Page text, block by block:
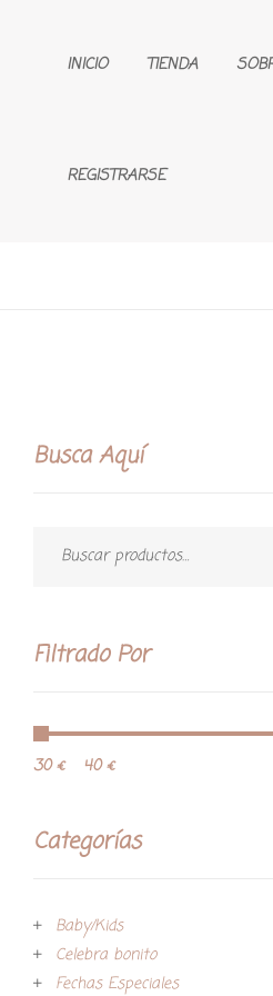
INICIO TIENDA
REGISTRARSE
Busca Aquí
Filtrado Por
30 € 40 €
Categorías
Baby/Kids
Celebra bonito
Fechas Especiales